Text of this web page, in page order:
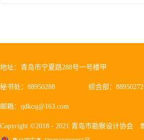
地址：青岛市宁夏路288号一号楼甲
秘书处：88950288 综合部：88950272
邮箱：qdkcsj@163.com
Copyright ©2018 - 2021 青岛市勘察设计协会